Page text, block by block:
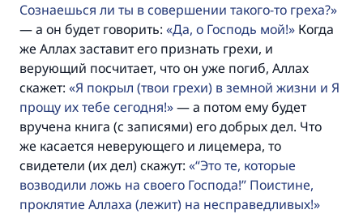
Сознаешься ли ты в совершении такого-то греха?
— а он будет говорить: Да, о Господь мой!
Когда
же Аллах заставит его признать грехи, и
верующий посчитает, что он уже погиб, Аллах
скажет: Я покрыл (твои грехи) в земной жизни и Я
прощу их тебе сегодня! — а потом ему будет
вручена книга (с записями) его добрых дел. Что
же касается неверующего и лицемера, то
свидетели (их дел) скажут: “Это те, которые
возводили ложь на своего Господа!” Поистине,
проклятие Аллаха (лежит) на несправедливых!